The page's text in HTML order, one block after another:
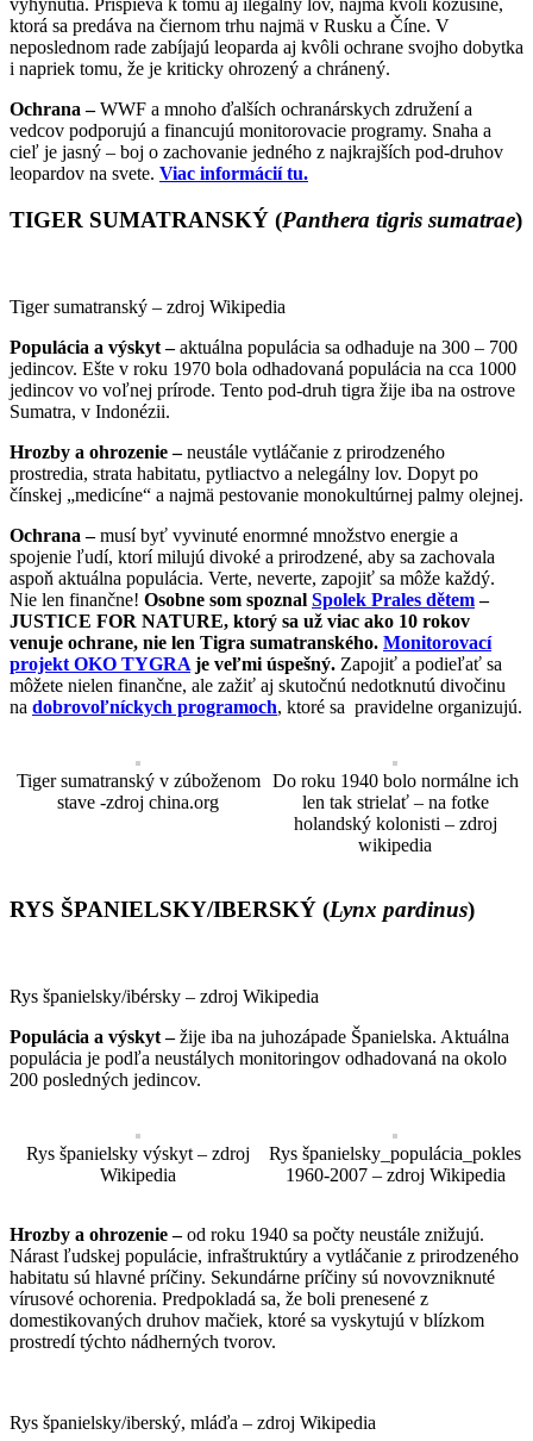
vyhynutia. Prispieva k tomu aj ilegálny lov, najmä kvôli kožušine,
ktorá sa predáva na čiernom trhu najmä v Rusku a Číne. V
neposlednom rade zabíjajú leoparda aj kvôli ochrane svojho dobytka
i napriek tomu, že je kriticky ohrozený a chránený.
Ochrana –WWF a mnoho ďalších ochranárskych združení a
vedcov podporujú a financujú monitorovacie programy. Snaha a
cieľ je jasný – boj o zachovanie jedného z najkrajších pod-druhov
leopardov na svete. Viac informácií tu.
TIGER SUMATRANSKÝ (Panthera tigris sumatrae)
Tiger sumatranský – zdroj Wikipedia
Populácia a výskyt –aktuálna populácia sa odhaduje na 300 – 700
jedincov. Ešte v roku 1970 bola odhadovaná populácia na cca 1000
jedincov vo voľnej prírode. Tento pod-druh tigra žije iba na ostrove
Sumatra, v Indonézii.
Hrozby a ohrozenie –neustále vytláčanie z prirodzeného
prostredia, strata habitatu, pytliactvo a nelegálny lov. Dopyt po
čínskej „medicíne“ a najmä pestovanie monokultúrnej palmy olejnej.
Ochrana –musí byť vyvinuté enormné množstvo energie a
spojenie ľudí, ktorí milujú divoké a prirodzené, aby sa zachovala
aspoň aktuálna populácia. Verte, neverte, zapojiť sa môže každý.
Nie len finančne! Osobne som spoznal Spolek Prales dětem–
JUSTICE FOR NATURE, ktorý sa už viac ako 10 rokov
venuje ochrane, nie len Tigra sumatranského. Monitorovací
projekt OKO TYGRA je veľmi úspešný. Zapojiť a podieľať sa
môžete nielen finančne, ale zažiť aj skutočnú nedotknutú divočinu
na dobrovoľníckych programoch, ktoré sa pravidelne organizujú.
Tiger sumatranský v zúboženom
stave -zdroj china.org
Do roku 1940 bolo normálne ich
len tak strielať – na fotke
holandský kolonisti – zdroj
wikipedia
RYS ŠPANIELSKY/IBERSKÝ (Lynx pardinus)
Rys španielsky/ibérsky – zdroj Wikipedia
Populácia a výskyt –žije iba na juhozápade Španielska. Aktuálna
populácia je podľa neustálych monitoringov odhadovaná na okolo
200 posledných jedincov.
Rys španielsky výskyt – zdroj
Wikipedia
Rys španielsky_populácia_pokles
1960-2007 – zdroj Wikipedia
Hrozby a ohrozenie –od roku 1940 sa počty neustále znižujú.
Nárast ľudskej populácie, infraštruktúry a vytláčanie z prirodzeného
habitatu sú hlavné príčiny. Sekundárne príčiny sú novovzniknuté
vírusové ochorenia. Predpokladá sa, že boli prenesené z
domestikovaných druhov mačiek, ktoré sa vyskytujú v blízkom
prostredí týchto nádherných tvorov.
Rys španielsky/iberský, mláďa – zdroj Wikipedia